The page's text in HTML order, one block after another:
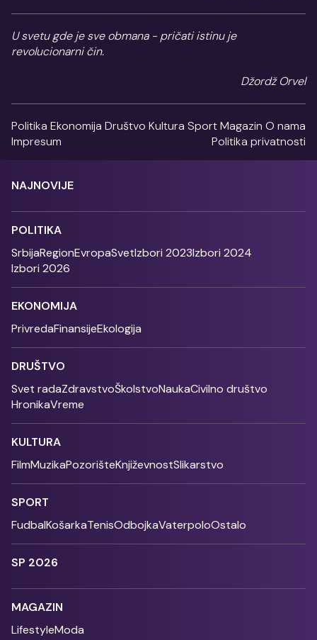
U svetu gde je sve obmana - pričati istinu je
revolucionarni čin.
Džordž Orvel
Politika Ekonomija Društvo Kultura SportMagazin O nama
Impresum
Politika privatnosti
NAJNOVIJE
POLITIKA
SrbijaRegionEvropaSvetIzbori 2023Izbori 2024
Izbori 2026
EKONOMIJA
PrivredaFinansijeEkologija
DRUŠTVO
Svet radaZdravstvoŠkolstvoNaukaCivilno društvo
HronikaVreme
KULTURA
FilmMuzikaPozorišteKnjiževnostSlikarstvo
SPORT
FudbalKošarkaTenisOdbojkaVaterpoloOstalo
SP 2026
MAGAZIN
LifestyleModa